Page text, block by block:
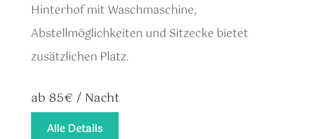
Hinterhof mit Waschmaschine,
Abstellmöglichkeiten und Sitzecke bietet
zusätzlichen Platz.
ab 85€ / Nacht
Alle Details